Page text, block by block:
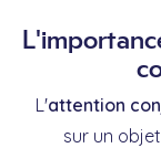
L'attention
sur un